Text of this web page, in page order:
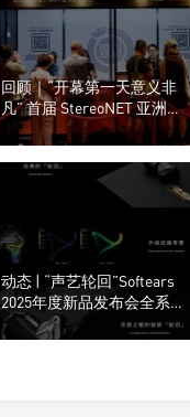
回顾｜“开幕第一天意义非
凡” 首届 StereoNET 亚洲高
级音响及视听展
动态 | “声艺轮回”Softears
2025年度新品发布会全系产
品震撼登场